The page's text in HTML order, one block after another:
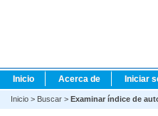
Inicio Acerca de Iniciar
Inicio > Buscar > Examinar índice de